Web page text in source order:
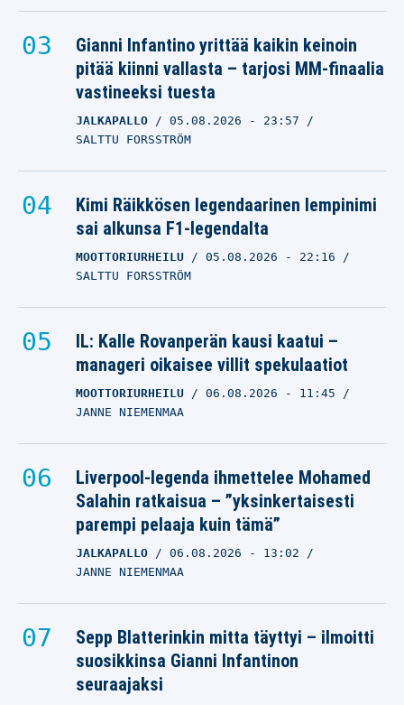
Gianni Infantino yrittää kaikin keinoin
pitää kiinni vallasta – tarjosi MM-finaalia
vastineeksi tuesta
JALKAPALLO 05.08.2026 - 23:57
SALTTU FORSSTRÖM
Kimi Räikkösen legendaarinen lempinimi
sai alkunsa F1-legendalta
MOOTTORIURHEILU 05.08.2026 - 22:16
SALTTU FORSSTRÖM
IL: Kalle Rovanperän kausi kaatui –
manageri oikaisee villit spekulaatiot
MOOTTORIURHEILU 06.08.2026 - 11:45
JANNE NIEMENMAA
Liverpool-legenda ihmettelee Mohamed
Salahin ratkaisua – ”yksinkertaisesti
parempi pelaaja kuin tämä”
JALKAPALLO 06.08.2026 - 13:02
JANNE NIEMENMAA
Sepp Blatterinkin mitta täyttyi – ilmoitti
suosikkinsa Gianni Infantinon
seuraajaksi